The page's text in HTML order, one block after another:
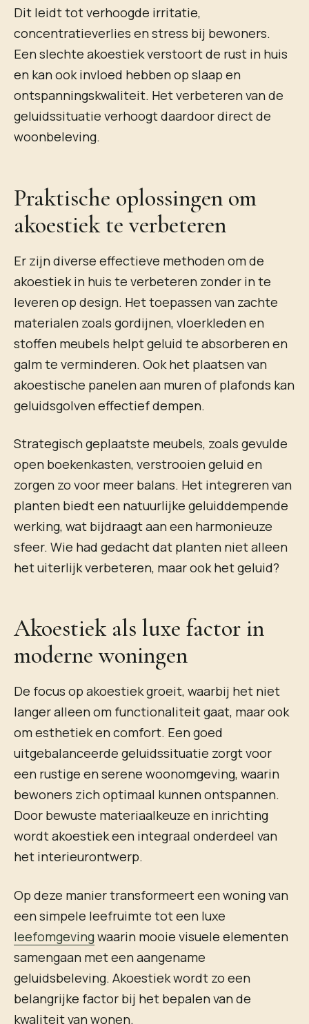
Dit leidt tot verhoogde irritatie,
concentratieverlies en stress bij bewoners.
Een slechte akoestiek verstoort de rust in huis
en kan ook invloed hebben op slaap en
ontspanningskwaliteit. Het verbeteren van de
geluidssituatie verhoogt daardoor direct de
woonbeleving.
Praktische oplossingen om
akoestiek te verbeteren
Er zijn diverse effectieve methoden om de
akoestiek in huis te verbeteren zonder in te
leveren op design. Het toepassen van zachte
materialen zoals gordijnen, vloerkleden en
stoffen meubels helpt geluid te absorberen en
galm te verminderen. Ook het plaatsen van
akoestische panelen aan muren of plafonds kan
geluidsgolven effectief dempen.
Strategisch geplaatste meubels, zoals gevulde
open boekenkasten, verstrooien geluid en
zorgen zo voor meer balans. Het integreren van
planten biedt een natuurlijke geluiddempende
werking, wat bijdraagt aan een harmonieuze
sfeer. Wie had gedacht dat planten niet alleen
het uiterlijk verbeteren, maar ook het geluid?
Akoestiek als luxe factor in
moderne woningen
De focus op akoestiek groeit, waarbij het niet
langer alleen om functionaliteit gaat, maar ook
om esthetiek en comfort. Een goed
uitgebalanceerde geluidssituatie zorgt voor
een rustige en serene woonomgeving, waarin
bewoners zich optimaal kunnen ontspannen.
Door bewuste materiaalkeuze en inrichting
wordt akoestiek een integraal onderdeel van
het interieurontwerp.
Op deze manier transformeert een woning van
een simpele leefruimte tot een luxe
leefomgevingwaarin mooie visuele elementen
samengaan met een aangename
geluidsbeleving. Akoestiek wordt zo een
belangrijke factor bij het bepalen van de
kwaliteit van wonen.